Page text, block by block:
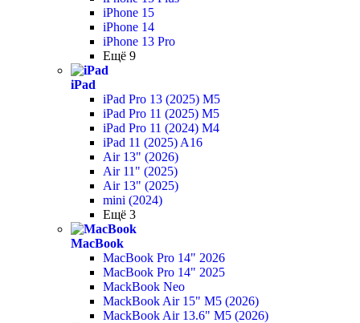
iPhone 15
iPhone 14
iPhone 13 Pro
Ещё 9
iPad
iPad Pro 13 (2025) M5
iPad Pro 11 (2025) M5
iPad Pro 11 (2024) M4
iPad 11 (2025) A16
Air 13" (2026)
Air 11" (2025)
Air 13" (2025)
mini (2024)
Ещё 3
MacBook
MacBook Pro 14" 2026
MacBook Pro 14" 2025
MackBook Neo
MackBook Air 15" M5 (2026)
MackBook Air 13.6" M5 (2026)